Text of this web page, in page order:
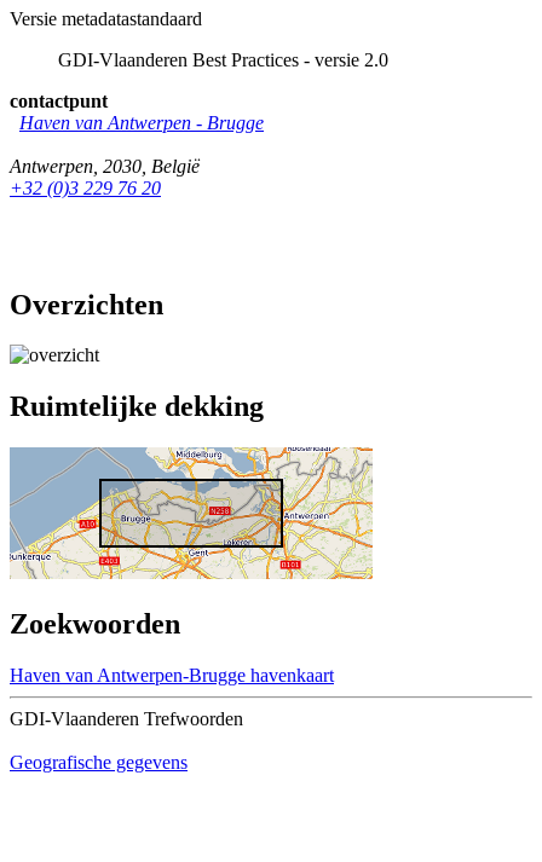
Versie metadatastandaard
GDI-Vlaanderen Best Practices - versie 2.0
contactpunt
Haven van Antwerpen - Brugge
Antwerpen 2030 België
+32 (0)3 229 76 20
Overzichten
Ruimtelijke dekking
Zoekwoorden
Haven van Antwerpen-Brugge havenkaart
GDI-Vlaanderen Trefwoorden
Geografische gegevens